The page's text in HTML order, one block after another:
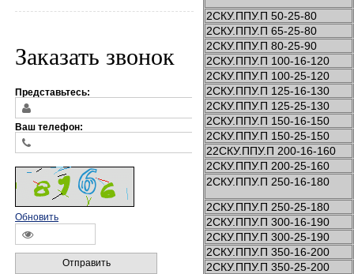
Заказать звонок
Представьтесь:
Ваш телефон:
Обновить
Отправить
2СКУ.ППУ.П 50-25-80
2СКУ.ППУ.П 65-25-80
2СКУ.ППУ.П 80-25-90
2СКУ.ППУ.П 100-16-120
2СКУ.ППУ.П 100-25-120
2СКУ.ППУ.П 125-16-130
2СКУ.ППУ.П 125-25-130
2СКУ.ППУ.П 150-16-150
2СКУ.ППУ.П 150-25-150
22СКУ.ППУ.П 200-16-160
2СКУ.ППУ.П 200-25-160
2СКУ.ППУ.П 250-16-180
2СКУ.ППУ.П 250-25-180
2СКУ.ППУ.П 300-16-190
2СКУ.ППУ.П 300-25-190
2СКУ.ППУ.П 350-16-200
2СКУ.ППУ.П 350-25-200